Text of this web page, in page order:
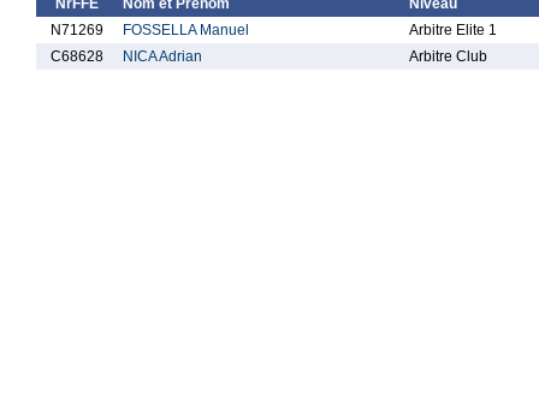
NrFFE Nom et Prénom
Niveau
N71269
FOSSELLA Manuel
Arbitre Elite 1
C68628
NICA Adrian Arbitre Club